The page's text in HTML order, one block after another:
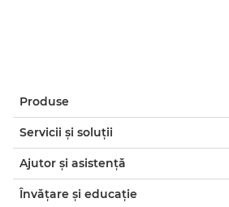
Produse
Servicii şi soluţii
Ajutor şi asistenţă
Învăţare şi educaţie